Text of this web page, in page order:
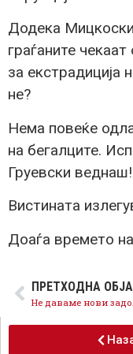
Додека
граѓаните
за екстрадиција
не?
Нема повеќе
на бегалците.
Груевски веднаш!
Вистината
Доаѓа времето
ПРЕТХОДНА